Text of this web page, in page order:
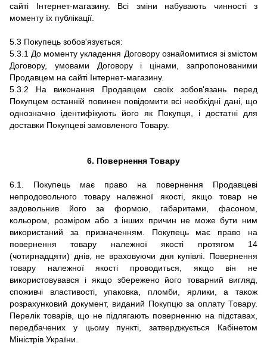
сайті Інтернет-магазину. Всі зміни набувають чинності з
моменту їх публікації.
5.3 Покупець зобов'язується:
5.3.1 До моменту укладення Договору ознайомитися зі змістом
Договору, умовами Договору і цінами, запропонованими
Продавцем на сайті Інтернет-магазину.
5.3.2 На виконання Продавцем своїх зобов'язань перед
Покупцем останній повинен повідомити всі необхідні дані, що
однозначно ідентифікують його як Покупця, і достатні для
доставки Покупцеві замовленого Товару.
6. Повернення Товару
6.1. Покупець має право на повернення Продавцеві
непродовольчого товару належної якості, якщо товар не
задовольнив його за формою, габаритами, фасоном,
кольором, розміром або з інших причин не може бути ним
використаний за призначенням. Покупець має право на
повернення товару належної якості протягом 14
(чотирнадцяти) днів, не враховуючи дня купівлі. Повернення
товару належної якості проводиться, якщо він не
використовувався і якщо збережено його товарний вигляд,
споживчі властивості, упаковка, пломби, ярлики, а також
розрахунковий документ, виданий Покупцю за оплату Товару.
Перелік товарів, що не підлягають поверненню на підставах,
передбачених у цьому пункті, затверджується Кабінетом
Міністрів України.